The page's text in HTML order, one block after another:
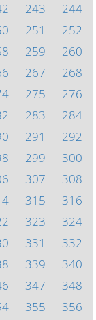
243
244
251
252
259
260
267
268
275
276
283
284
291
292
299
300
307
308
315
316
323
324
331
332
339
340
347
348
355
356